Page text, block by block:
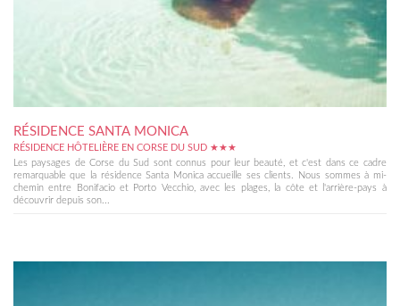
RÉSIDENCE SANTA MONICA
RÉSIDENCE HÔTELIÈRE EN CORSE DU SUD ★★★
Les paysages de Corse du Sud sont connus pour leur beauté, et c'est dans ce cadre
remarquable que la résidence Santa Monica accueille ses clients. Nous sommes à mi-
chemin entre Bonifacio et Porto Vecchio, avec les plages, la côte et l'arrière-pays à
découvrir depuis son...